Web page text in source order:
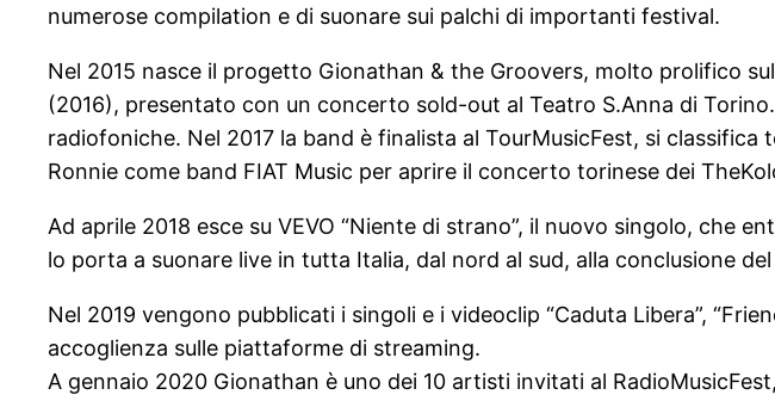
numerose compilation e di suonare sui palchi di importanti festival.
Nel 2015 nasce il progetto Gionathan & the Groovers, molto prolifico
(2016), presentato con un concerto sold-out al Teatro S.Anna di
radiofoniche. Nel 2017 la band è finalista al TourMusicFest, si
Ronnie come band FIAT Music per aprire il concerto torinese dei
Ad aprile 2018 esce su VEVO “Niente di strano”, il nuovo singolo, che
lo porta a suonare live in tutta Italia, dal nord al sud, alla conclusione
Nel 2019 vengono pubblicati i singoli e i videoclip “Caduta Libera”,
accoglienza sulle piattaforme di streaming.
A gennaio 2020 Gionathan è uno dei 10 artisti invitati al